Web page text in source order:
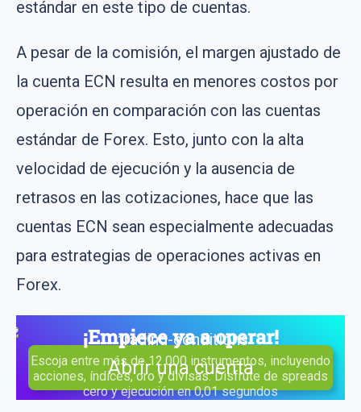
estándar en este tipo de cuentas.
A pesar de la comisión, el margen ajustado de
la cuenta ECN resulta en menores costos por
operación en comparación con las cuentas
estándar de Forex. Esto, junto con la alta
velocidad de ejecución y la ausencia de
retrasos en las cotizaciones, hace que las
cuentas ECN sean especialmente adecuadas
para estrategias de operaciones activas en
Forex.
¡Empiece ya a operar!
Escoja entre más de 12.000 instrumentos, incluyendo
acciones, índices, oro y divisas. Disfrute de spreads
cero y ejecución en 0,01 segundos
Abrir una cuenta